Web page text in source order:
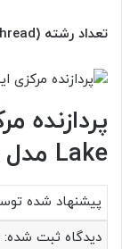
تعداد رشته (Thread) :
Lake مدل Core i3-7100
پیشنهاد شده
دیدگاه ثبت شده: